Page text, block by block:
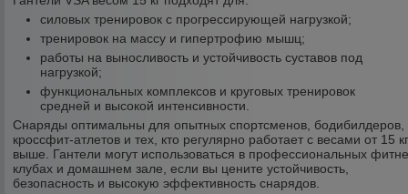
силовых тренировок с прогрессирующей нагрузкой;
тренировок на массу и гипертрофию мышц;
работы на выносливость и устойчивость суставов под
нагрузкой;
функциональных комплексов и круговых тренировок
средней и высокой интенсивности.
Снаряды оптимальны для опытных спортсменов, бодибилдеров,
кроссфит-атлетов и тех, кто регулярно работает с весами от 15
выше. Гантели могут использоваться в профессиональных
клубах и домашнем зале, если вы цените устойчивость,
безопасность и высокую эффективность снарядов.